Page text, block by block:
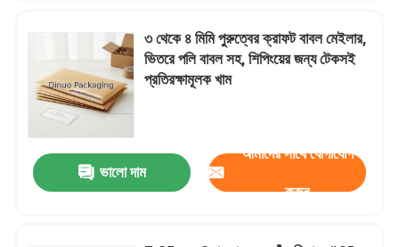
৩ থেকে ৪ মিমি পুরুত্বের ক্রাফট বাবল মেইলার,
ভিতরে পলি বাবল সহ, শিপিংয়ের জন্য টেকসই
প্রতিরক্ষামূলক খাম
ভালো দাম
আমাদের সাথে যোগাযোগ
করুন